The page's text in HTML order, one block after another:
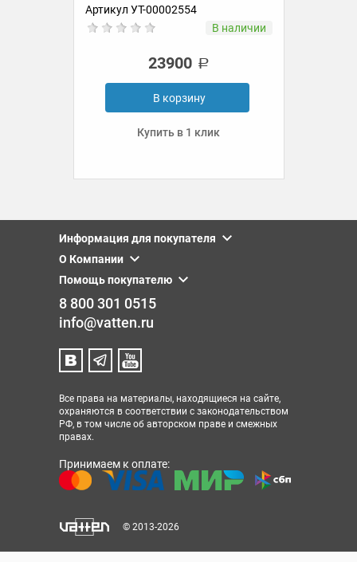
Артикул УТ-00002554
В наличии
23900
В корзину
Купить в 1 клик
Информация для покупателя
О Компании
Помощь покупателю
8 800 301 0515
info@vatten.ru
Все права на материалы, находящиеся на сайте,
охраняются в соответствии с законодательством
РФ, в том числе об авторском праве и смежных
правах.
Принимаем к оплате:
© 2013-2026